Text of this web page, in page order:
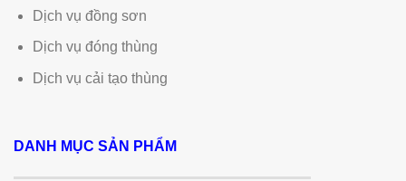
Dịch vụ đồng sơn
Dịch vụ đóng thùng
Dịch vụ cải tạo thùng
DANH MỤC SẢN PHẨM